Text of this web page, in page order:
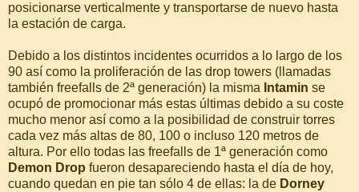
posicionarse verticalmente y transportarse de nuevo hasta
la estación de carga.
Debido a los distintos incidentes ocurridos a lo largo de los
90 así como la proliferación de las drop towers (llamadas
también freefalls de 2ª generación) la misma Intamin se
ocupó de promocionar más estas últimas debido a su coste
mucho menor así como a la posibilidad de construir torres
cada vez más altas de 80, 100 o incluso 120 metros de
altura. Por ello todas las freefalls de 1ª generación como
Demon Drop fueron desapareciendo hasta el día de hoy,
cuando quedan en pie tan sólo 4 de ellas: la de Dorney